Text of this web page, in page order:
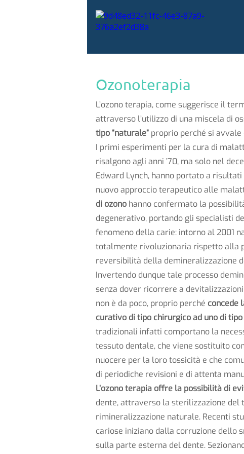
Ozonoterapia
L’ozono terapia, come suggerisce il
attraverso l’utilizzo di una miscela di
tipo “naturale” proprio perché si
I primi esperimenti per la cura di
risalgono agli anni ’70, ma solo nel
Edward Lynch, hanno portato a
nuovo approccio terapeutico alle
di ozono hanno confermato la
degenerativo, portando gli specialisti
fenomeno della carie: intorno al 2001
totalmente rivoluzionaria rispetto alla
reversibilità della demineralizzazione
Invertendo dunque tale processo
senza dover ricorrere a
non è da poco, proprio perché concede
curativo di tipo chirurgico ad uno di
tradizionali infatti comportano la
tessuto dentale, che viene sostituito
nuocere per la loro tossicità e che
di periodiche revisioni e di attenta
L’ozono terapia offre la possibilità di
dente, attraverso la sterilizzazione del
rimineralizzazione naturale. Recenti
cariose iniziano dalla corruzione dello
sulla parte esterna del dente.